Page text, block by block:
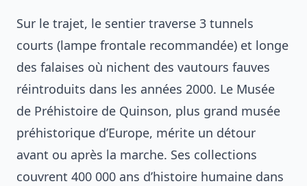
Sur le trajet, le sentier traverse 3 tunnels
courts (lampe frontale recommandée) et longe
des falaises où nichent des vautours fauves
réintroduits dans les années 2000. Le Musée
de Préhistoire de Quinson, plus grand musée
préhistorique d’Europe, mérite un détour
avant ou après la marche. Ses collections
couvrent 400 000 ans d’histoire humaine dans